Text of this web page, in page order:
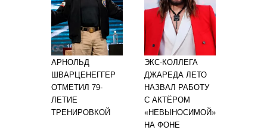
АРНОЛЬД
ШВАРЦЕНЕГГЕР
ОТМЕТИЛ 79-
ЛЕТИЕ
ТРЕНИРОВКОЙ
ЭКС-КОЛЛЕГА
ДЖАРЕДА ЛЕТО
НАЗВАЛ РАБОТУ
С АКТЁРОМ
«НЕВЫНОСИМОЙ»
НА ФОНЕ